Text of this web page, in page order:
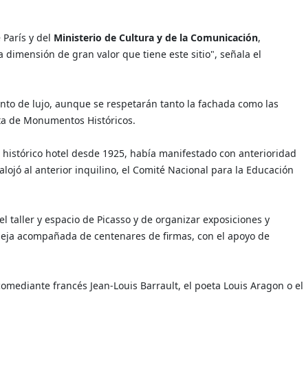
y del Ministerio de Cultura y de la Comunicación,
de gran valor que tiene este sitio", señala el
de lujo, aunque se respetarán tanto la fachada como las
de Monumentos Históricos.
hotel desde 1925, había manifestado con anterioridad
al anterior inquilino, el Comité Nacional para la Educación
taller y espacio de Picasso y de organizar exposiciones y
acompañada de centenares de firmas, con el apoyo de
francés Jean-Louis Barrault, el poeta Louis Aragon o el